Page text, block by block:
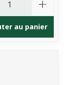
au panier